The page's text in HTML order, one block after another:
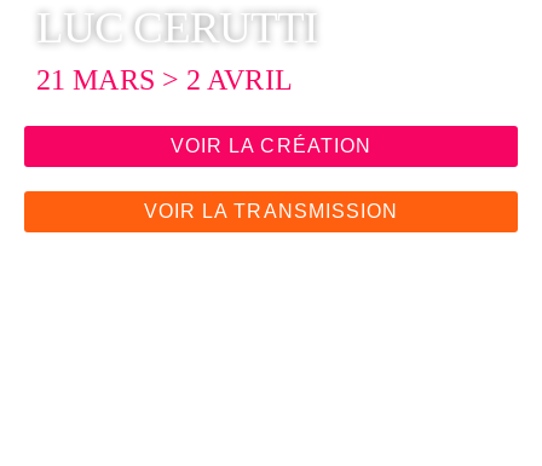
LUC CERUTTI
21 MARS > 2 AVRIL
VOIR LA CRÉATION
VOIR LA TRANSMISSION